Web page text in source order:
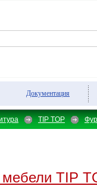
Документация
TIP TOP
TIP